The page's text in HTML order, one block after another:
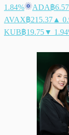
1.84%
ADA฿6.57
AVAX฿215.37 ▲
KUB฿19.75▼